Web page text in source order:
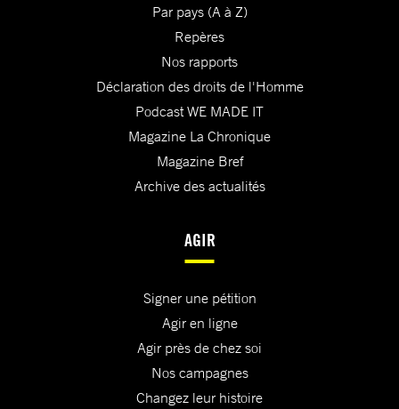
Par pays (A à Z)
Repères
Nos rapports
Déclaration des droits de l'Homme
Podcast WE MADE IT
Magazine La Chronique
Magazine Bref
Archive des actualités
AGIR
Signer une pétition
Agir en ligne
Agir près de chez soi
Nos campagnes
Changez leur histoire